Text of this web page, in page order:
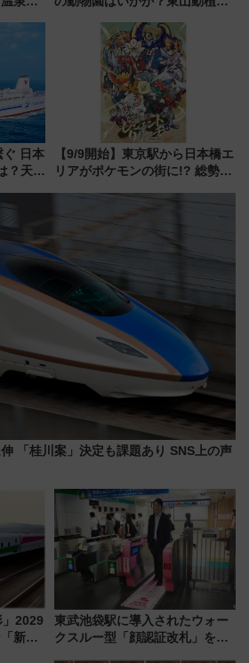
2026
ZOO」開催情報
ぐ 日本
？天橋
！煩
に楽
【9/9開始】東京駅から日本橋エ
リアがポケモンの街に!? 総勢
リサーチ」本格謎解き・グッズ
情報まとめ
「桂川案」決定も課題あり SNS上の声
2029
新幹
東武池袋駅に導入されたウォー
クスルー型「顔認証改札」を見